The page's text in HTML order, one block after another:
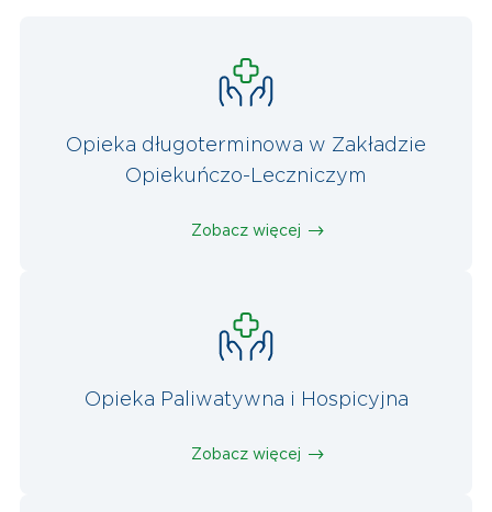
Opieka długoterminowa w Zakładzie
Opiekuńczo-Leczniczym
Zobacz więcej
Opieka Paliwatywna i Hospicyjna
Zobacz więcej